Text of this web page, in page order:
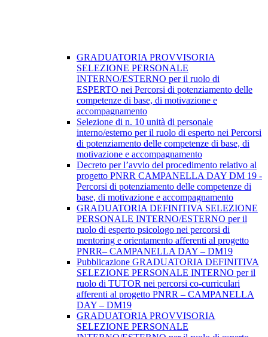
GRADUATORIA PROVVISORIA
SELEZIONE PERSONALE
INTERNO/ESTERNO per il ruolo di
ESPERTO nei Percorsi di potenziamento delle
competenze di base, di motivazione e
accompagnamento
Selezione di n. 10 unità di personale
interno/esterno per il ruolo di esperto nei Percorsi
di potenziamento delle competenze di base, di
motivazione e accompagnamento
Decreto per l’avvio del procedimento relativo al
progetto PNRR CAMPANELLA DAY DM 19 -
Percorsi di potenziamento delle competenze di
base, di motivazione e accompagnamento
GRADUATORIA DEFINITIVA SELEZIONE
PERSONALE INTERNO/ESTERNO per il
ruolo di esperto psicologo nei percorsi di
mentoring e orientamento afferenti al progetto
PNRR– CAMPANELLA DAY – DM19
Pubblicazione GRADUATORIA DEFINITIVA
SELEZIONE PERSONALE INTERNO per il
ruolo di TUTOR nei percorsi co-curriculari
afferenti al progetto PNRR – CAMPANELLA
DAY – DM19
GRADUATORIA PROVVISORIA
SELEZIONE PERSONALE